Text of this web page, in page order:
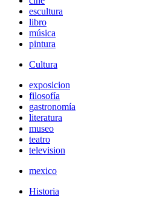
escultura
libro
música
pintura
Cultura
exposicion
filosofía
gastronomía
literatura
museo
teatro
television
mexico
Historia